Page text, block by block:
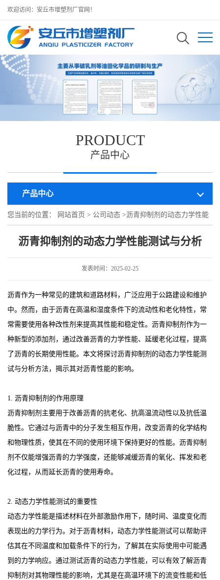
欢迎访问：安丘市增塑剂厂官网！
PRODUCT
产品中心
产品中心
您当前的位置： 网站首页 > 公司动态 >沥青抑制剂的动态力学性能
测试与分析
沥青抑制剂的动态力学性能测试与分析
发表时间：2025-02-25
沥青作为一种常见的建筑和道路材料，广泛应用于公路建设和维护
中。然而，由于沥青在高温和湿度条件下的流动性和老化特性，常
常需要使用各种改性剂来提高其性能和稳定性。沥青抑制剂作为一
种新型的添加剂，通过改善沥青的力学性能、延缓老化过程，提高
了沥青的长期使用性能。本文将探讨沥青抑制剂的动态力学性能测
试与分析方法，揭示其对沥青性能的影响。
1. 沥青抑制剂的作用原理
沥青抑制剂主要用于改善沥青的抗老化、抗高温流动性以及抗低温
脆性。它通过与沥青中的分子发生相互作用，改变沥青的化学结构
和物理性质，使其在不同的使用环境下保持更好的性能。沥青抑制
剂不仅能增强沥青的力学强度，还能够减缓沥青的氧化、挥发和老
化过程，从而延长沥青的使用寿命。
2. 动态力学性能测试的重要性
动态力学性能是描述材料在外部激励作用下，随时间、温度变化而
表现出的力学行为。对于沥青材料，动态力学性能测试可以帮助评
估其在不同温度和加载条件下的行为，了解其在实际使用中可能遇
到的力学响应。通过测试沥青的动态力学性能，可以有效了解沥青
抑制剂对其物理性能的影响，尤其是在高温环境下的流变性能和低